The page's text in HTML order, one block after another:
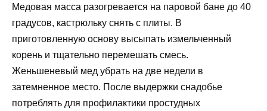
Медовая масса разогревается на паровой бане до 40
градусов, кастрюльку снять с плиты. В
приготовленную основу высыпать измельченный
корень и тщательно перемешать смесь.
Женьшеневый мед убрать на две недели в
затемненное место. После выдержки снадобье
потреблять для профилактики простудных